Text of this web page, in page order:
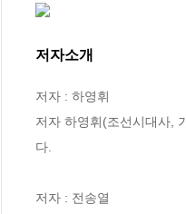
저자소개
저자 : 하영휘
저자 하영휘(조선시대사,
다.
저자 : 전송열